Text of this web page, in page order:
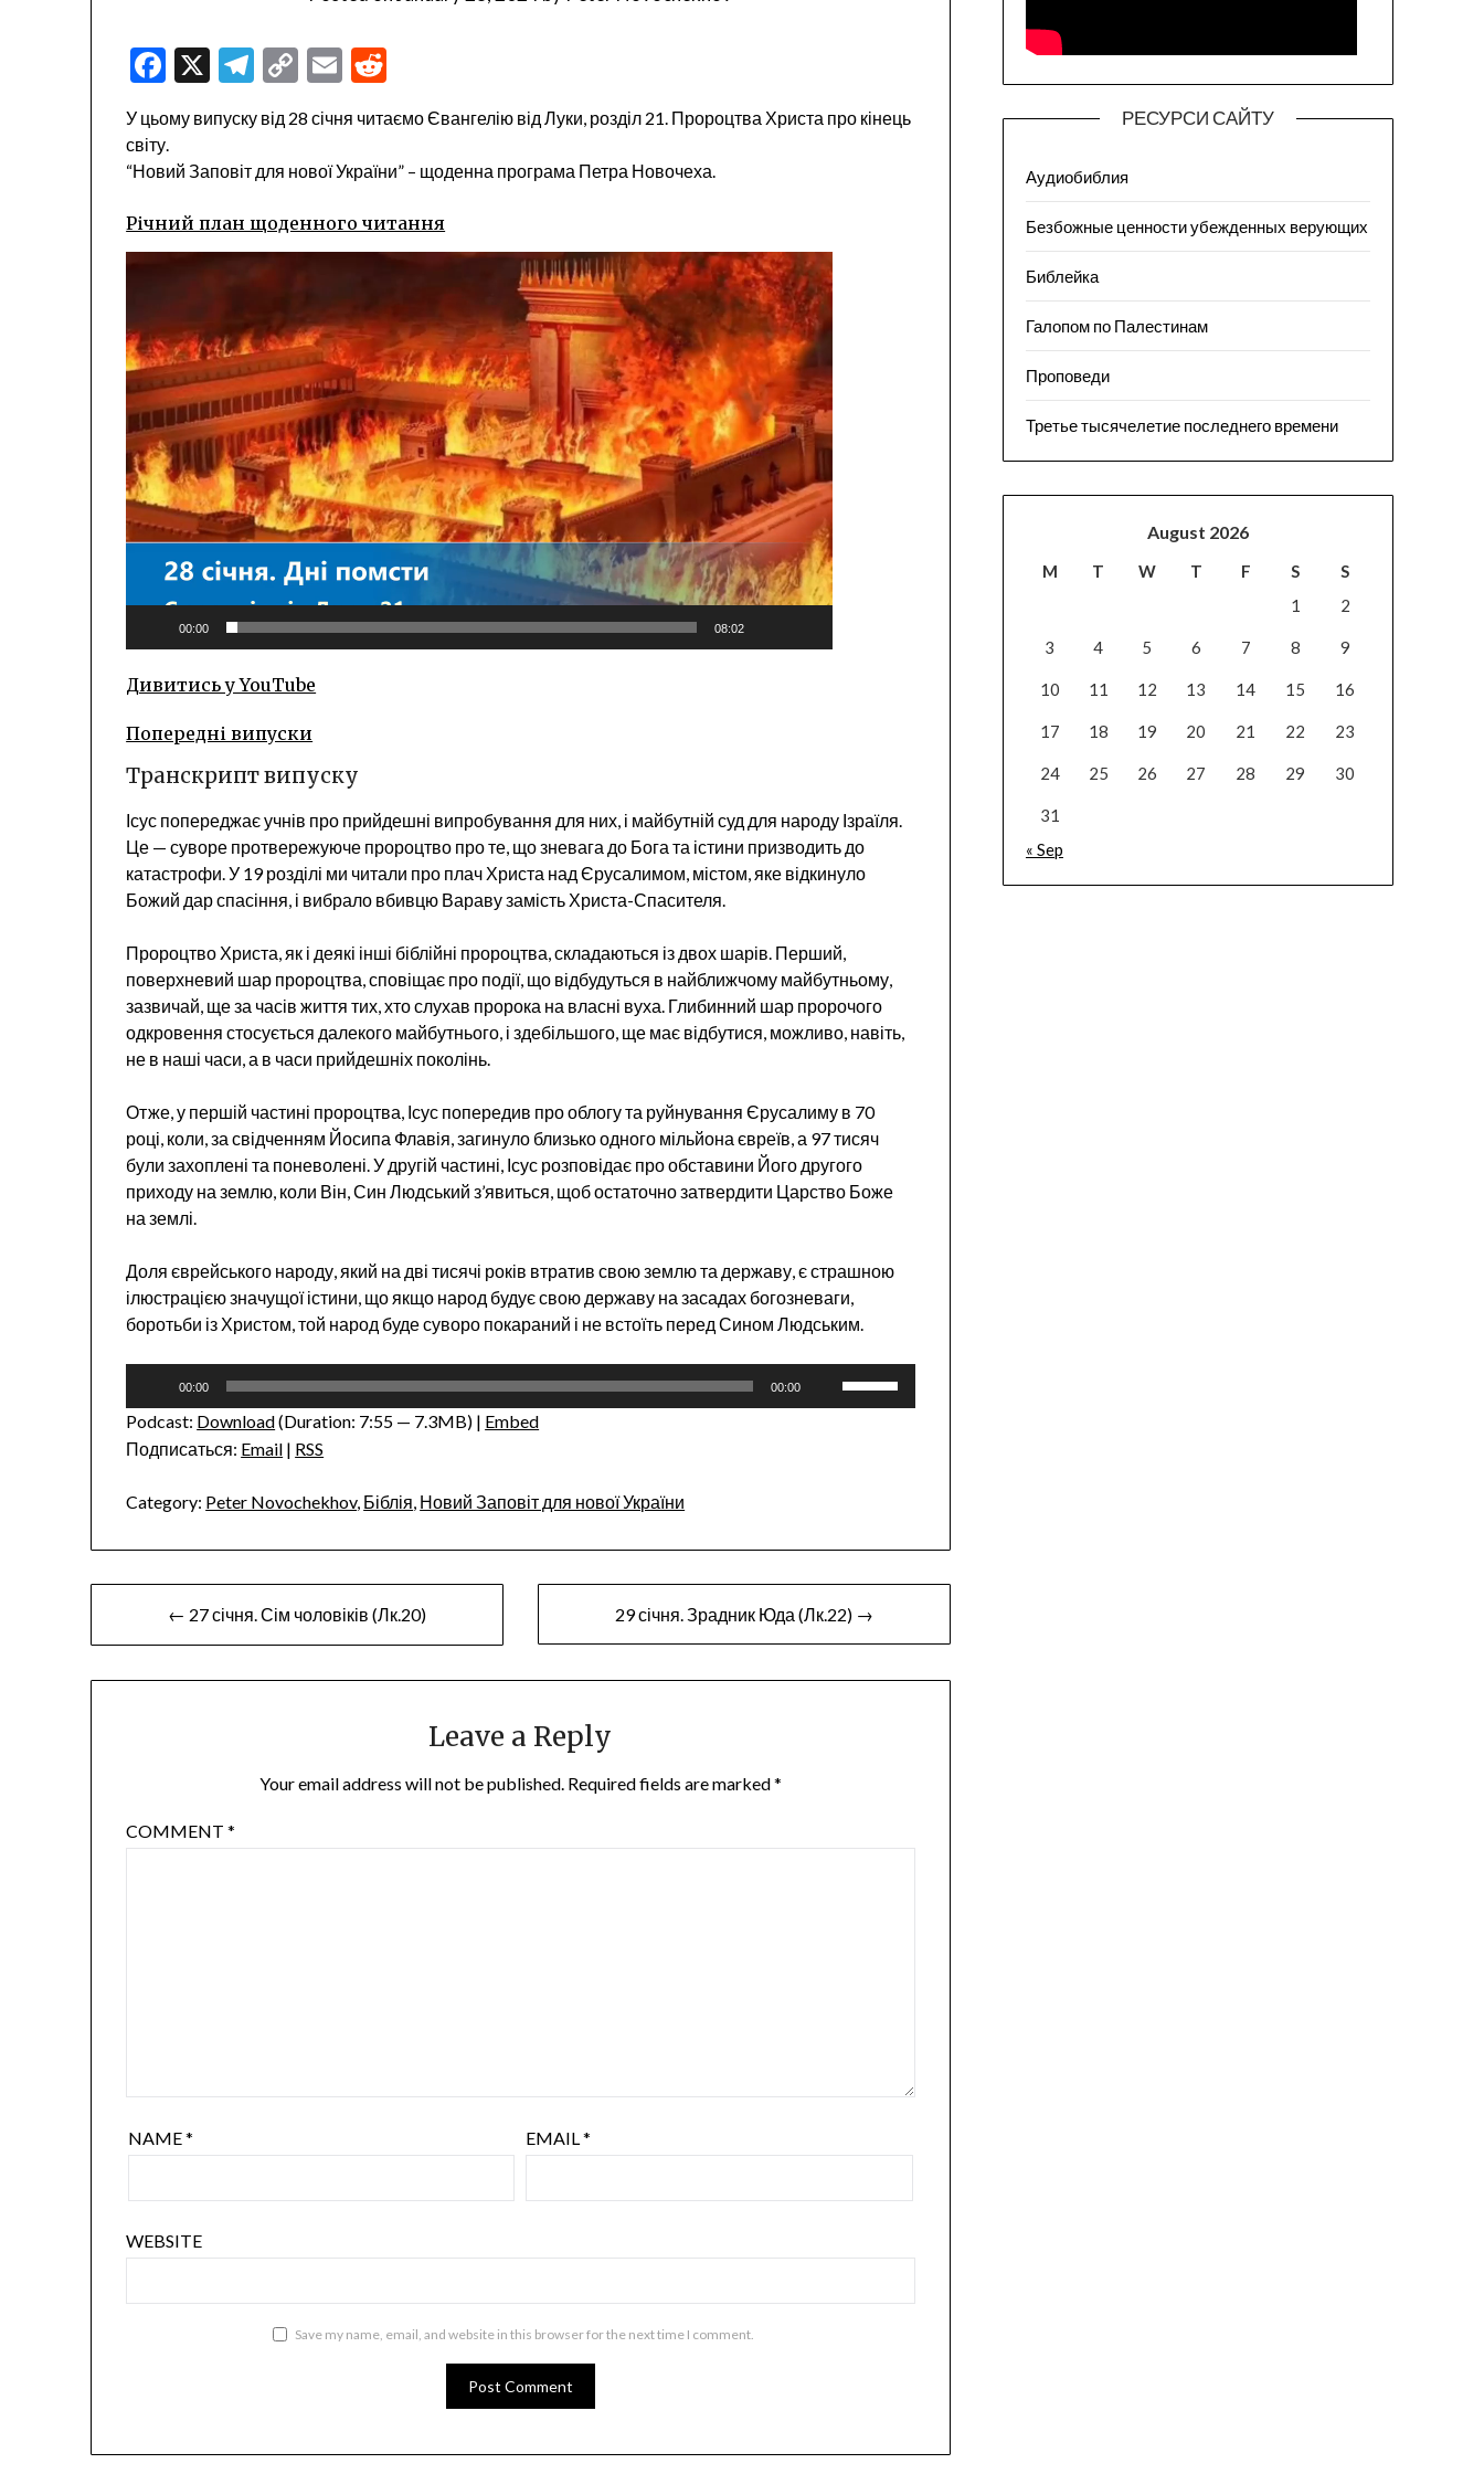
Facebook
X Telegram
Copy
Link
Email
У цьому випуску від 28 січня читаємо Євангелію від Луки, розділ 21. Пророцтва Христа про кінець
світу.
“Новий Заповіт для нової України” – щоденна програма Петра Новочеха.
Річний план щоденного читання
Video
00:00 08:02
Дивитись у YouTube
Попередні випуски
Транскрипт випуску
Ісус попереджає учнів про прийдешні випробування для них, і майбутній суд для народу Ізраїля.
Це — суворе протвережуюче пророцтво про те, що зневага до Бога та істини призводить до
катастрофи. У 19 розділі ми читали про плач Христа над Єрусалимом, містом, яке відкинуло
Божий дар спасіння, і вибрало вбивцю Вараву замість Христа-Спасителя.
Пророцтво Христа, як і деякі інші біблійні пророцтва, складаються із двох шарів. Перший,
поверхневий шар пророцтва, сповіщає про події, що відбудуться в найближчому майбутньому,
зазвичай, ще за часів життя тих, хто слухав пророка на власні вуха. Глибинний шар пророчого
одкровення стосується далекого майбутнього, і здебільшого, ще має відбутися, можливо, навіть,
не в наші часи, а в часи прийдешніх поколінь.
Отже, у першій частині пророцтва, Ісус попередив про облогу та руйнування Єрусалиму в 70
році, коли, за свідченням Йосипа Флавія, загинуло близько одного мільйона євреїв, а 97 тисяч
були захоплені та поневолені. У другій частині, Ісус розповідає про обставини Його другого
приходу на землю, коли Він, Син Людський з’явиться, щоб остаточно затвердити Царство Боже
на землі.
Доля єврейського народу, який на дві тисячі років втратив свою землю та державу, є страшною
ілюстрацією значущої істини, що якщо народ будує свою державу на засадах богозневаги,
боротьби із Христом, той народ буде суворо покараний і не встоїть перед Сином Людським.
00:00 00:00
volume.
Podcast: Download(Duration: 7:55 — 7.3MB) | Embed
Подписаться: Email | RSS
Category: Peter Novochekhov, Біблія Новий Заповіт для нової України
navigation
← 27 січня. Сім чоловіків (Лк.20) 29 січня. Зрадник Юда (Лк.22) →
Leave a Reply
Your email address will not be published. Required fields are marked*
COMMENT*
NAME* EMAIL*
WEBSITE
Save my name, email, and website in this browser for the next time I comment.
РЕСУРСИ САЙТУ
Аудиобиблия
Безбожные ценности убежденных верующих
Библейка
Галопом по Палестинам
Проповеди
Третье тысячелетие последнего времени
August 2026
M T W T F S
S
1
2
3 4 5 6 7 8 9
10 11 12 13 14 15 16
17 18 19 20 21 22 23
24 25 26 27 28 29 30
31
« Sep